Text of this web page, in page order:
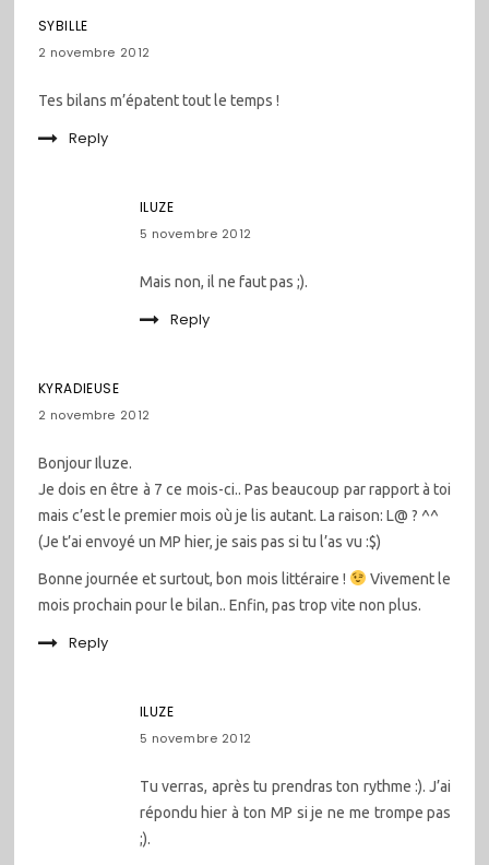
SYBILLE
2 novembre 2012
Tes bilans m’épatent tout le temps !
Reply
ILUZE
5 novembre 2012
Mais non, il ne faut pas ;).
Reply
KYRADIEUSE
2 novembre 2012
Bonjour Iluze.
Je dois en être à 7 ce mois-ci.. Pas beaucoup par rapport à toi
mais c’est le premier mois où je lis autant. La raison: L@ ? ^^
(Je t’ai envoyé un MP hier, je sais pas si tu l’as vu :$)
Bonne journée et surtout, bon mois littéraire !
Vivement le
mois prochain pour le bilan.. Enfin, pas trop vite non plus.
Reply
ILUZE
5 novembre 2012
Tu verras, après tu prendras ton rythme :). J’ai
répondu hier à ton MP si je ne me trompe pas
;).